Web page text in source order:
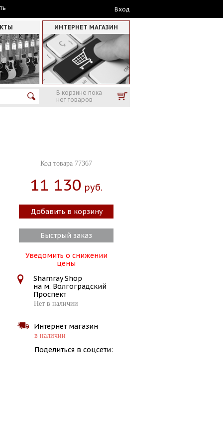
Вход
ИНТЕРНЕТ МАГАЗИН
В корзине пока
нет товаров
Код товара 77367
11 130 Руб.
Добавить в корзину
Быстрый заказ
Уведомить о снижении
цены
Shamray Shop
на м. Волгоградский
Проспект
Нет в наличии
Интернет магазин
в наличии
Поделиться в соцсети: